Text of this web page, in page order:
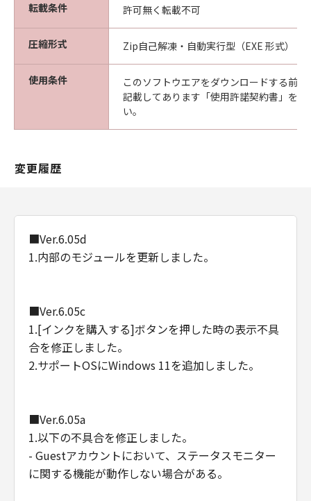
転載条件 許可無く転載不可
圧縮形式 Zip自己解凍・自動実行型（EXE 形式）
使用条件
このソフトウエアをダウンロードする前
記載してあります「使用許諾契約書」を
い。
変更履歴
■Ver.6.05d
1.内部のモジュールを更新しました。
■Ver.6.05c
1.[インクを購入する]ボタンを押した時の表示不具
合を修正しました。
2.サポートOSにWindows 11を追加しました。
■Ver.6.05a
1.以下の不具合を修正しました。
- Guestアカウントにおいて、ステータスモニター
に関する機能が動作しない場合がある。